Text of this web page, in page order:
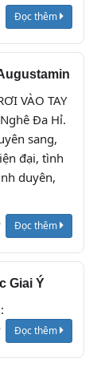
Đọc thêm
VÀO TAY
Đa Hỉ.
sang,
đại, tình
duyên,
Đọc thêm
Giai Ý
:
Đọc thêm